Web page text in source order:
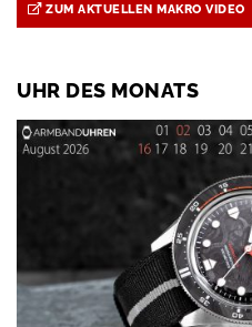
ZUM AKTUELLEN MAKRO VIDEO
UHR DES MONATS